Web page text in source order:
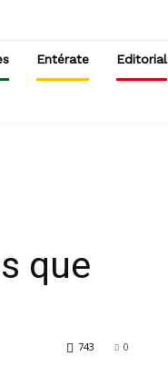
Entérate Editorial
que
0
743